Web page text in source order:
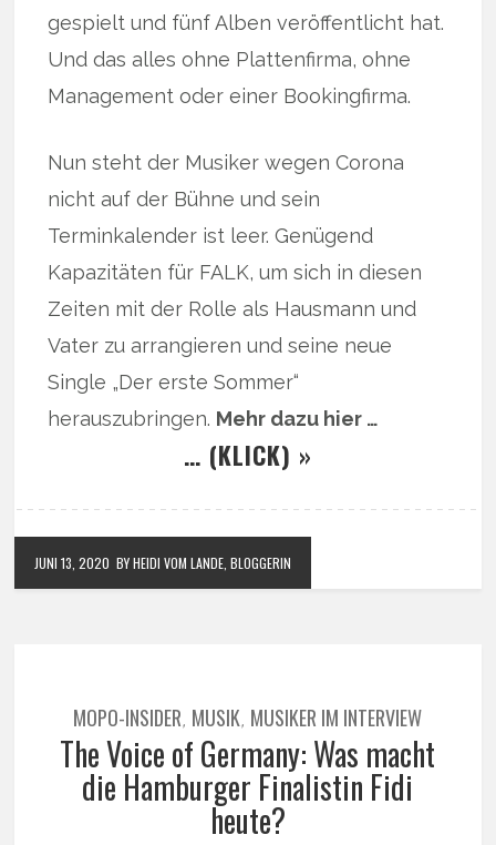
gespielt und fünf Alben veröffentlicht hat.
Und das alles ohne Plattenfirma, ohne
Management oder einer Bookingfirma.
Nun steht der Musiker wegen Corona
nicht auf der Bühne und sein
Terminkalender ist leer. Genügend
Kapazitäten für FALK, um sich in diesen
Zeiten mit der Rolle als Hausmann und
Vater zu arrangieren und seine neue
Single „Der erste Sommer“
herauszubringen. Mehr dazu hier …
… (KLICK) »
JUNI 13, 2020 BY HEIDI VOM LANDE, BLOGGERIN
MOPO-INSIDER, MUSIK, MUSIKER IM INTERVIEW
The Voice of Germany: Was macht
die Hamburger Finalistin Fidi
heute?